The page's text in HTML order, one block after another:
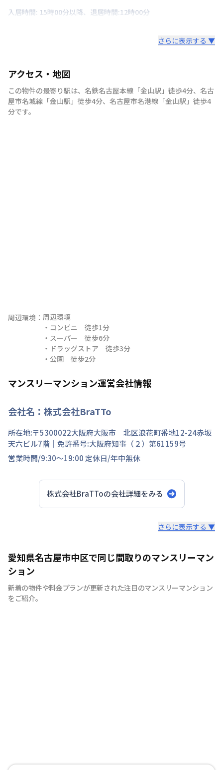
入居時間: 15時00分以降、退居時間:12時00分
さらに表示する ▼
アクセス・地図
この物件の最寄り駅は、 名鉄名古屋本線 「金山駅 」 徒歩4分、 名古
屋市名城線 「金山駅 」 徒歩4分、 名古屋市名港線 「金山駅 」 徒歩4
分です。
周辺環境： 周辺環境
・コンビニ　徒歩1分
・スーパー　徒歩6分
・ドラッグストア　徒歩3分
・公園　徒歩2分
マンスリーマンション運営会社情報
会社名： 株式会社BraTTo
所在地:〒5300022大阪府大阪市 北区浪花町番地12-24赤坂
天六ビル7階 ｜免許番号:大阪府知事（２）第61159号
営業時間/9:30～19:00 定休日/年中無休
株式会社BraTToの会社詳細をみる
全国の主要都市を中心に、即日から利用可能なウィークリ
ーマンションやマンスリーマンションを紹介しておりま
す。大学受験、単身赴任など様々な用途でお使い いただ
ける『BraTTo×weekly＆monthly』をぜひご利用くださ
い。 敷金・礼金はかかりません。電気・ガス・水道の手
さらに表示する ▼
愛知県名古屋市中区で同じ間取りのマンスリーマン
ション
新着の物件や料金プランが更新された注目のマンスリーマンション
をご紹介。